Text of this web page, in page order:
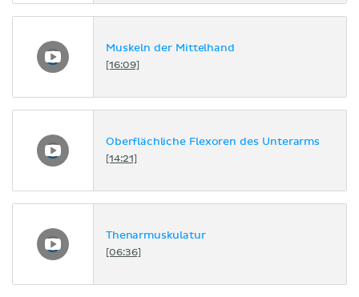
Muskeln der Mittelhand
[16:09]
Oberflächliche Flexoren des Unterarms
[14:21]
Thenarmuskulatur
[06:36]